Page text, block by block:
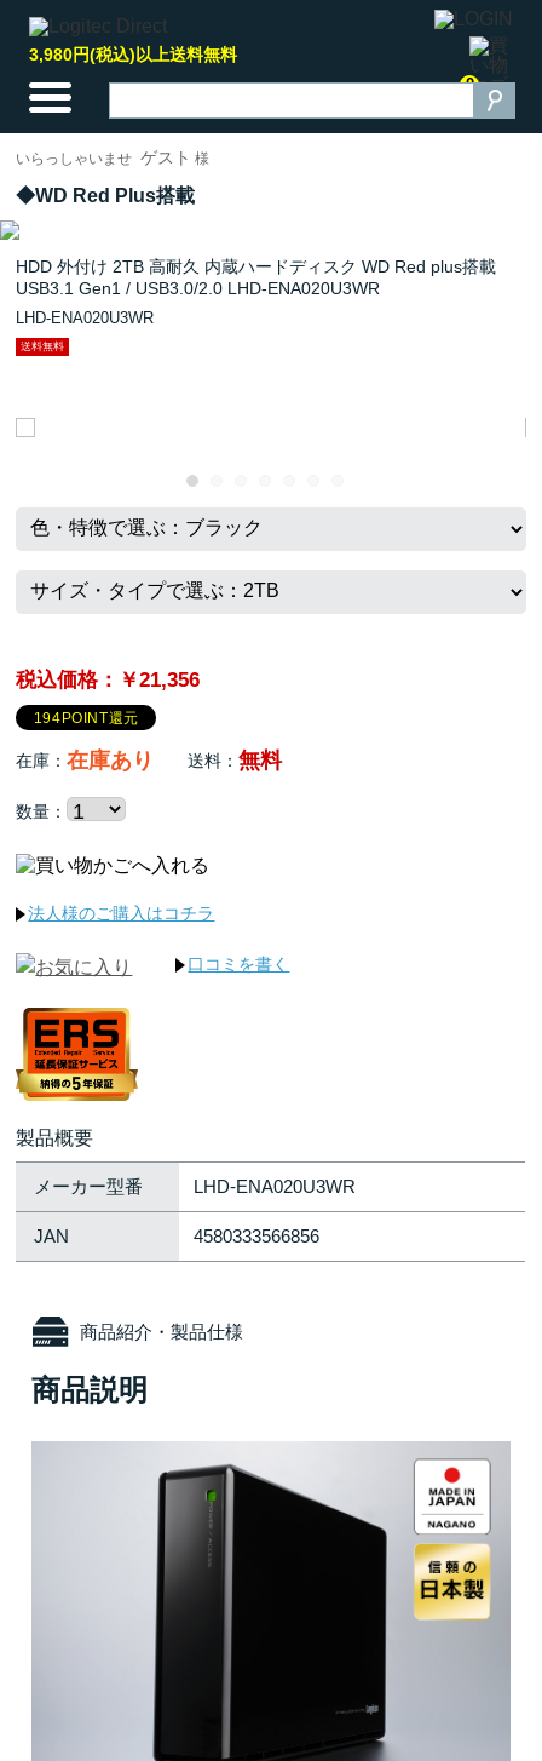
3,980円(税込)以上送料無料
0
いらっしゃいませ ゲスト 様
WD Red Plus搭載
HDD 外付け 2TB 高耐久 内蔵ハードディスク WD Red plus搭載
USB3.1 Gen1 / USB3.0/2.0 LHD-ENA020U3WR
LHD-ENA020U3WR
送料無料
税込価格：￥21,356
194POINT還元
在庫：在庫あり 送料：無料
数量：
法人様のご購入はコチラ
口コミを書く
製品概要
メーカー型番 LHD-ENA020U3WR
JAN 4580333566856
商品紹介・製品仕様
商品説明